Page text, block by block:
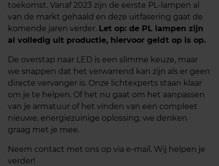
toekomst. Vanaf 2023 zijn de eerste PL-lampen al
van de markt gehaald en deze uitfasering gaat de
komende jaren verder. Let op: de PL lampen zijn
al volledig uit productie, hiervoor geldt op is op.
De overstap naar LED is een slimme keuze, maar
we snappen dat het verwarrend kan zijn als er geen
directe vervanger is. Onze lichtexperts staan klaar
om je te helpen. Of het nu gaat om het aanpassen
van je armatuur of het vinden van een compleet
nieuwe, energiezuinige oplossing, we denken
graag met je mee.
Neem contact met ons op via e-mail. Wij helpen je
verder!